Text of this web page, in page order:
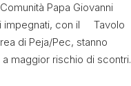
Papa Giovanni
impegnati, con il Tavolo
di Peja/Pec, stanno
maggior rischio di scontri.